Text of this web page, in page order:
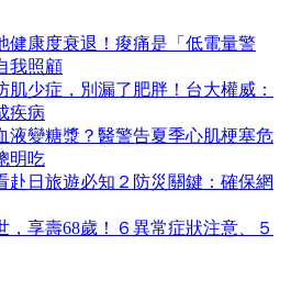
健康度衰退！痠痛是「低電量警
我照顧
肌少症，別漏了肥胖！台大權威：
疾病
液變糖漿？醫警告夏季心肌梗塞危
明吃
赴日旅遊必知２防災關鍵：確保網
，享壽68歲！６異常症狀注意、５